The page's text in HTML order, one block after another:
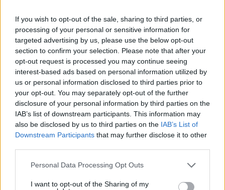
If you wish to opt-out of the sale, sharing to third parties, or
processing of your personal or sensitive information for
targeted advertising by us, please use the below opt-out
section to confirm your selection. Please note that after your
opt-out request is processed you may continue seeing
interest-based ads based on personal information utilized by
us or personal information disclosed to third parties prior to
your opt-out. You may separately opt-out of the further
disclosure of your personal information by third parties on the
IAB’s list of downstream participants. This information may
also be disclosed by us to third parties on the IAB’s List of
Downstream Participants that may further disclose it to other
Please note that this website/app uses one or more Google
not limited to your visit or usage behaviour. You may click to
Personal Data Processing Opt Outs
I want to opt-out of the Sharing of my
ομάδα και επέτρεψαν σε βυτιοφόρα και νταλίκες να
κυκλοφορούν ανεξέλεγκτες
ΑΠΑΝΤΗΣΗ
Βάιος
28.01.2026, 09:02
Οι βασικοί υπαίτιοι της τραγωδίας είναι ο οδηγός του
βυτιοφόρου που πήγαινε σαν χελώνα και ο
νταλικιέρης που δεν βγήκε με το όχημά του από τον
δρόμο για να αποφύγει τη σύγκρουση ούτε πάτησε
φρένο για να μειώσει την σφοδρότητά της. Το έχουν
διαπιστώσει και άλλοι Έλληνες φίλαθλοι που έχουν
ταξιδέψει οδικώς στην Ρουμανία ότι οι Ρουμάνοι
στερούνται οδηγικής παιδείας.
ΑΠΑΝΤΗΣΗ